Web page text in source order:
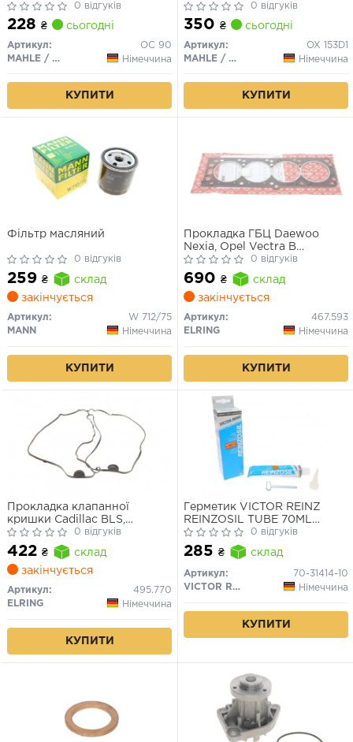
0 відгуків
228 ₴ сьогодні
Артикул:
OC 90
MAHLE / KNECHT
Німеччина
КУПИТИ
0 відгуків
350 ₴ сьогодні
Артикул:
OX 153D1
MAHLE / KNECHT
Німеччина
КУПИТИ
Фільтр масляний
0 відгуків
259 ₴
склад
закінчується
Артикул:
W 712/75
MANN
Німеччина
КУПИТИ
Прокладка ГБЦ Daewoo
Nexia, Opel Vectra B
X20XEV/X22XE0 відгуків
690 ₴
склад
закінчується
Артикул:
467.593
ELRING
Німеччина
КУПИТИ
Прокладка клапанної
кришки Cadillac BLS,
Chevrolet Captiva, Opel
Vectra 1.8–2.4
0 відгуків
422 ₴
склад
закінчується
Артикул:
495.770
ELRING
Німеччина
КУПИТИ
Герметик VICTOR REINZ
REINZOSIL TUBE 70ML
-50/+300 (антрацит)
0 відгуків
285 ₴ склад
Артикул:
70-31414-10
VICTOR REINZ
Німеччина
КУПИТИ